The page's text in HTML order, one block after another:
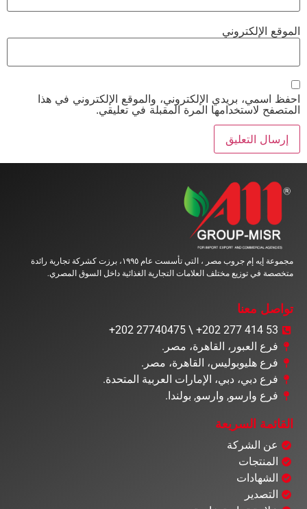
الموقع الإلكتروني
احفظ اسمي، بريدي الإلكتروني، والموقع الإلكتروني في هذا
المتصفح لاستخدامها المرة المقبلة في تعليقي.
مجموعة إيه إم جروب مصر ، التي تأسست عام ١٩٩٥، برزت كشركة تجارية رائدة
متخصصة في توزيع مختلف العلامات التجارية الغذائية داخل السوق المصري.
تواصل معنا
+202 27740475 \ +202 277 414 53
فرع العبور، القاهرة، مصر.
فرع هليوبوليس، القاهرة، مصر.
فرع دبي، دبي، الإمارات العربية المتحدة.
فرع وارسو, وارسو, بولندا.
القائمة السريعة
عن الشركة
المنتجات
الشهادات
التصدير